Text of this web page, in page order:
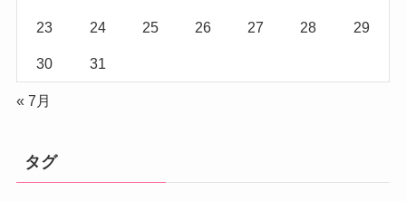
23 24 25 26 27 28 29
30 31
« 7月
タグ